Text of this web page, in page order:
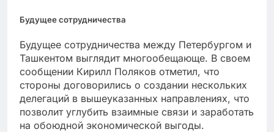
Будущее сотрудничества
Будущее сотрудничества между Петербургом и
Ташкентом выглядит многообещающе. В своем
сообщении Кирилл Поляков отметил, что
стороны договорились о создании нескольких
делегаций в вышеуказанных направлениях, что
позволит углубить взаимные связи и заработать
на обоюдной экономической выгоды.